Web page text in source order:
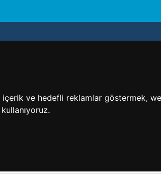
ve hedefli reklamlar göstermek,